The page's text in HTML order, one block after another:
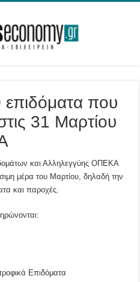
επιδόματα που
31 Μαρτίου
και Αλληλεγγύης ΟΠΕΚΑ
μέρα του Μαρτίου, δηλαδή την
και παροχές.
Επιδόματα